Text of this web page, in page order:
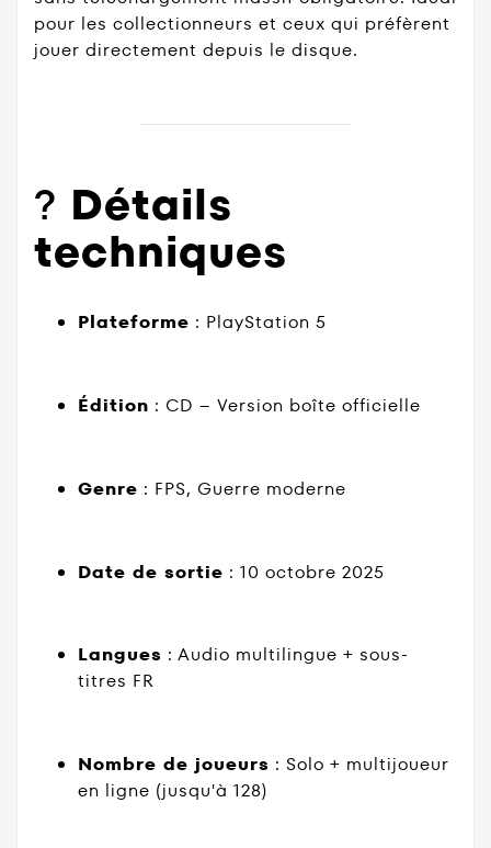
pour les collectionneurs et ceux qui préfèrent
jouer directement depuis le disque.
? Détails
techniques
Plateforme : PlayStation 5
Édition : CD – Version boîte officielle
Genre : FPS, Guerre moderne
Date de sortie : 10 octobre 2025
Langues : Audio multilingue + sous-
titres FR
Nombre de joueurs : Solo + multijoueur
en ligne (jusqu'à 128)